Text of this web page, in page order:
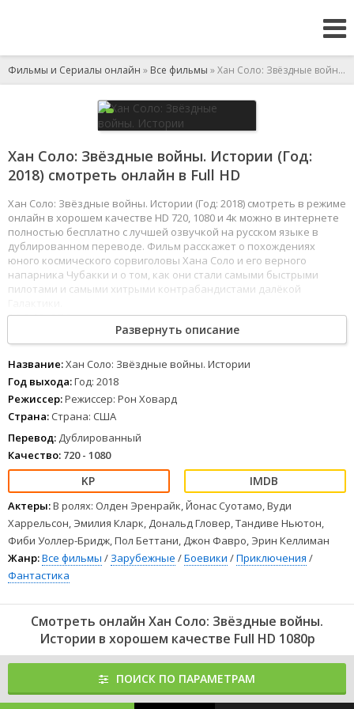
Фильмы и Сериалы онлайн » Все фильмы » Хан Соло: Звёздные войны. Истории
Хан Соло: Звёздные войны. Истории (Год:
2018) смотреть онлайн в Full HD
Хан Соло: Звёздные войны. Истории (Год: 2018) смотреть в режиме
онлайн в хорошем качестве HD 720, 1080 и 4к можно в интернете
полностью бесплатно с лучшей озвучкой на русском языке в
дублированном переводе. Фильм расскажет о похождениях
юного космического сорвиголовы Хана Соло и его верного
напарника Чубакки и о том, как они стали самыми быстрыми
пилотами и самыми хитрыми контрабандистами далёкой
12345 678
Развернуть описание
Название:Хан Соло: Звёздные войны. Истории
Год выхода:Год: 2018
Режиссер:Режиссер: Рон Ховард
Страна: Страна: США
Перевод: Дублированный
Качество: 720 - 1080
Актеры:В ролях: Олден Эренрайк, Йонас Суотамо, Вуди
Харрельсон, Эмилия Кларк, Дональд Гловер, Тандиве Ньютон,
Фиби Уоллер-Бридж, Пол Беттани, Джон Фавро, Эрин Келлиман
Жанр:Все фильмы / Зарубежные /Боевики /Приключения /
Фантастика
Смотреть онлайн Хан Соло: Звёздные войны.
Истории в хорошем качестве Full HD 1080p
ПОИСК ПО ПАРАМЕТРАМ